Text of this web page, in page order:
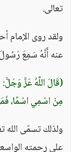
تعالى.
ولقد روى
عنه أَنَّهُ سَمِعَ
(قَالَ اللَّهُ عَزَّ وَجَلَّ:
مِنْ اسْمِي اسْمًا،
ولذلك تسمّى الله
على رحمته